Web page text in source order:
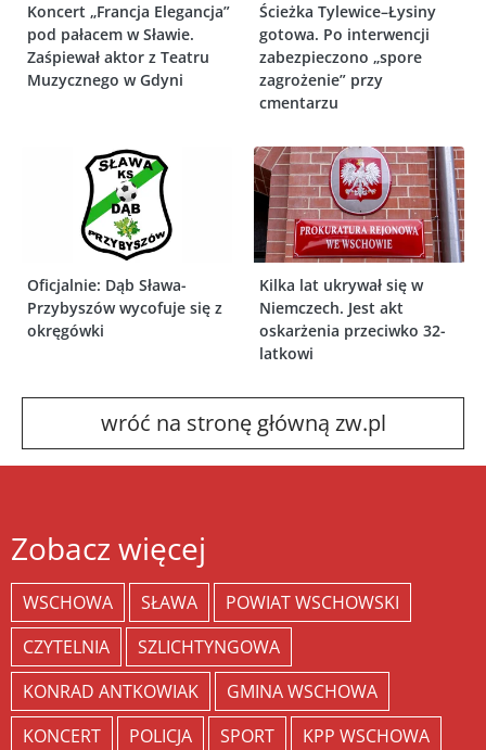
Koncert „Francja Elegancja”
pod pałacem w Sławie.
Zaśpiewał aktor z Teatru
Muzycznego w Gdyni
Ścieżka Tylewice–Łysiny
gotowa. Po interwencji
zabezpieczono „spore
zagrożenie” przy
cmentarzu
Oficjalnie: Dąb Sława-
Przybyszów wycofuje się z
okręgówki
Kilka lat ukrywał się w
Niemczech. Jest akt
oskarżenia przeciwko 32-
latkowi
wróć na stronę główną zw.pl
Zobacz więcej
WSCHOWA SŁAWA
POWIAT WSCHOWSKI
CZYTELNIA
SZLICHTYNGOWA
KONRAD ANTKOWIAK
GMINA WSCHOWA
KONCERT
POLICJA SPORT
KPP WSCHOWA